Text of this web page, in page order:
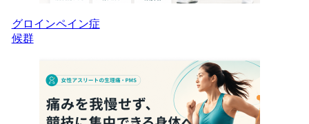
グロインペイン症
候群